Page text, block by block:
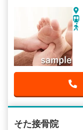
そた接骨院